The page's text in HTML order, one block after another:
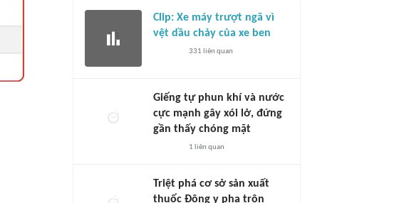
Clip: Xe máy trượt ngã vì
vệt dầu chảy của xe ben
331 liên quan
Giếng tự phun khí và nước
cực mạnh gây xói lở, đứng
gần thấy chóng mặt
1 liên quan
Triệt phá cơ sở sản xuất
thuốc Đông y pha trộn